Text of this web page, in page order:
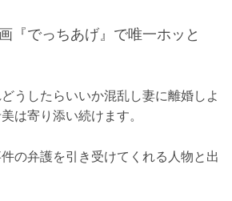
『でっちあげ』で唯一ホッと
うしたらいいか混乱し妻に離婚しよ
は寄り添い続けます。
の弁護を引き受けてくれる人物と出